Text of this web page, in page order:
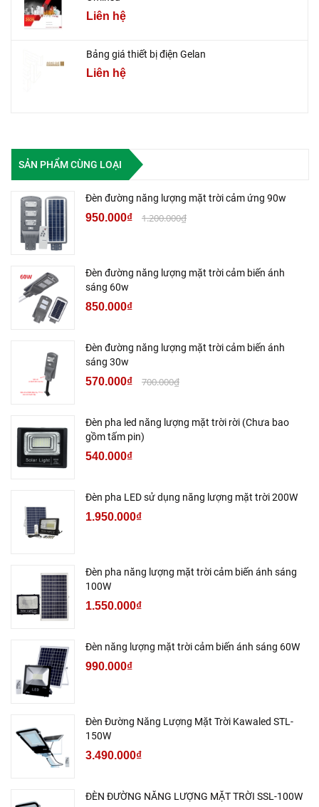
Liên hệ
Bảng giá thiết bị điện Gelan
Liên hệ
SẢN PHẨM CÙNG LOẠI
Đèn đường năng lượng mặt trời cảm ứng 90w
950.000₫ 1.200.000₫
Đèn đường năng lượng mặt trời cảm biến ánh
sáng 60w
850.000₫
Đèn đường năng lượng mặt trời cảm biến ánh
sáng 30w
570.000₫ 700.000₫
Đèn pha led năng lượng mặt trời rời (Chưa bao
gồm tấm pin)
540.000₫
Đèn pha LED sử dụng năng lượng mặt trời 200W
1.950.000₫
Đèn pha năng lượng mặt trời cảm biến ánh sáng
100W
1.550.000₫
Đèn năng lượng mặt trời cảm biến ánh sáng 60W
990.000₫
Đèn Đường Năng Lượng Mặt Trời Kawaled STL-
150W
3.490.000₫
ĐÈN ĐƯỜNG NĂNG LƯỢNG MẶT TRỜI SSL-100W